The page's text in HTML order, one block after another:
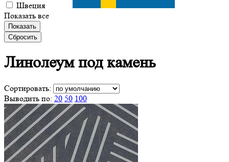
Швеция
Показать все
Показать
Сбросить
Линолеумпод камень
Сортировать:
Выводить по: 20 50 100